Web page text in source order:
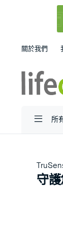
關於我們
所
守